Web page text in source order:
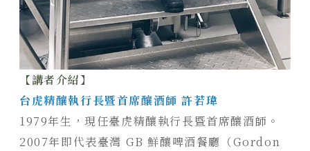
【講者介紹】
台虎精釀執行長暨首席釀酒師 許若瑋
1979年生，現任臺虎精釀執行長暨首席釀酒師。
2007年即代表臺灣 GB 鮮釀啤酒餐廳（Gordon